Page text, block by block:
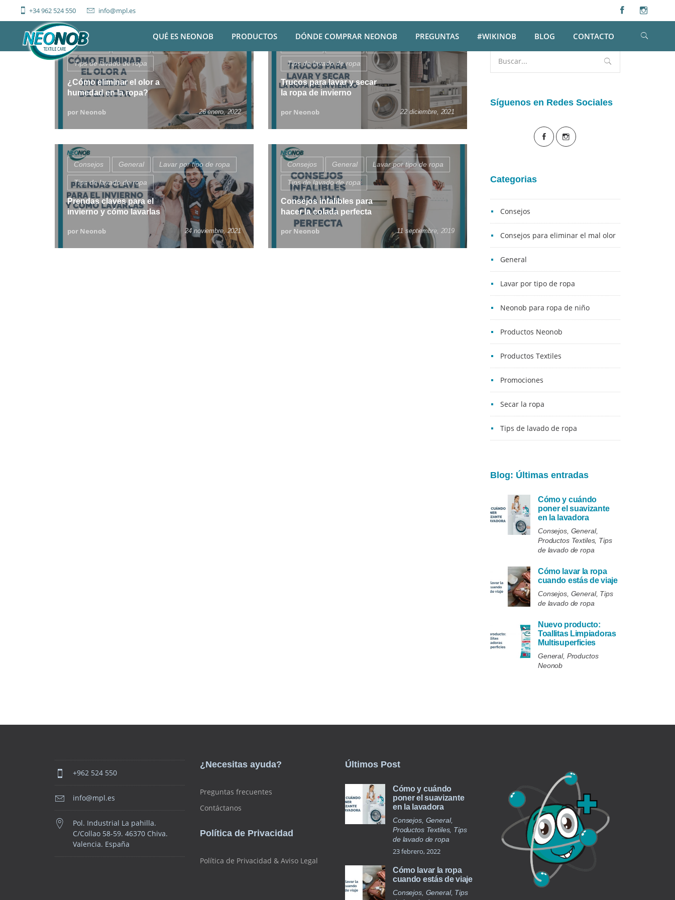
+34 962 524 550 info@mpl.es
QUÉ ES NEONOB PRODUCTOS DÓNDE COMPRAR NEONOB PREGUNTAS #WIKINOB BLOG CONTACTO
Consejos
Tips de lavado de ropa
¿Cómo eliminar el olor a
humedad en la ropa?
por Neonob 26 enero, 2022
Tips de lavado de ropa
Trucos para lavar y secar
la ropa de invierno
por Neonob 22 diciembre, 2021
Consejos General Lavar por tipo de ropa
Tips de lavado de ropa
Prendas claves para el
invierno y cómo lavarlas
por Neonob 24 noviembre, 2021
Consejos General Lavar por tipo de ropa
Tips de lavado de ropa
Consejos infalibles para
hacer la colada perfecta
por Neonob 11 septiembre, 2019
Buscar
por:
Síguenos en Redes Sociales
Categorias
Consejos
Consejos para eliminar el mal olor
General
Lavar por tipo de ropa
Neonob para ropa de niño
Productos Neonob
Productos Textiles
Promociones
Secar la ropa
Tips de lavado de ropa
Blog: Últimas entradas
Cómo y cuándo
poner el suavizante
en la lavadora
Consejos, General,
Productos Textiles, Tips
de lavado de ropa
Cómo lavar la ropa
cuando estás de viaje
Consejos, General, Tips
de lavado de ropa
Nuevo producto:
Toallitas Limpiadoras
Multisuperficies
General, Productos
Neonob
+962 524 550
info@mpl.es
Pol. Industrial La pahilla.
C/Collao 58-59. 46370 Chiva.
Valencia. España
¿Necesitas ayuda?
Preguntas frecuentes
Contáctanos
Política de Privacidad
Política de Privacidad & Aviso Legal
Últimos Post
Cómo y cuándo
poner el suavizante
en la lavadora
Consejos, General,
Productos Textiles, Tips
de lavado de ropa
23 febrero, 2022
Cómo lavar la ropa
cuando estás de viaje
Consejos, General, Tips